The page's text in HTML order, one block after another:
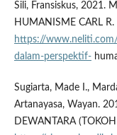
Sili, Fransiskus, 2021.
HUMANISME CARL
https://
dalam-perspektif-
Sugiarta, Made I.,
Artanayasa, Wayan.
DEWANTARA